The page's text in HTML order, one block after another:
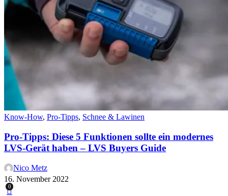
Know-How, Pro-Tipps, Schnee & Lawinen
Pro-Tipps: Diese 5 Funktionen sollte ein modernes
LVS-Gerät haben – LVS Buyers Guide
Nico Metz
16. November 2022
0